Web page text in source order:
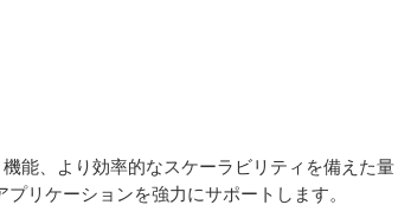
能、より効率的なスケーラビリティを備えた量
リケーションを強力にサポートします。